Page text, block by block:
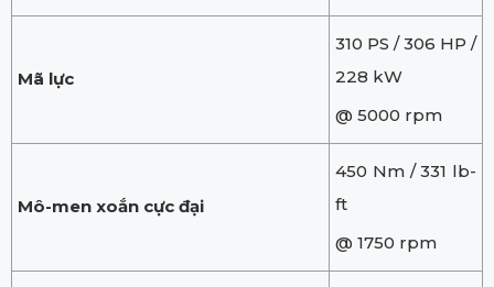
Mã lực
310 PS / 306 HP /
228 kW
@ 5000 rpm
Mô-men xoắn cực đại
450 Nm / 331 lb-
ft
@ 1750 rpm